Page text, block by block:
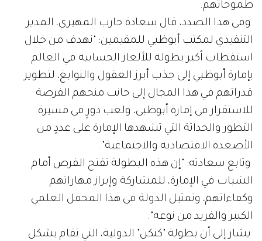
طموحاتهم.
وفي هذا الصدد، قال سعادة حارب المهيري، المدير
التنفيذي لمكتب أبوظبي للمقيمين: "نهدف من خلال
استقطاب أكبر بطولة للألغاز الحسابية في العالم
بإمارة أبوظبي إلى جذب أبرز العقول والنوابغ، لتطوير
قدراتهم في هذا المجال إلى جانب منحهم الفرصة
للاستقرار في إمارة أبوظبي، ولعب دورٍ في مسيرة
التطور والحداثة التي تشهدها الإمارة على عددٍ من
الأصعدة الاقتصادية والاجتماعية".
وتابع سعادته: "إن هذه البطولة تفتح الفرص أمام
الشباب في الإمارة، للمشاركة وإبراز مهاراتهم
وكفاءاتهم، وتمثيل الدولة في هذا المحفل العلمي
الكبير والفريد من نوعه".
يشار إلى أن بطولة "كنكن" الدولية، التي تقام بشكل